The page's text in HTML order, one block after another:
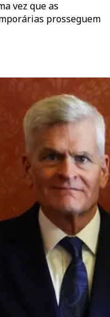
vez que as
prosseguem